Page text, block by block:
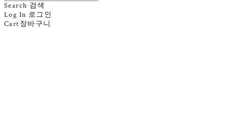
Search 검색
Log In 로그인
Cart 장바구니